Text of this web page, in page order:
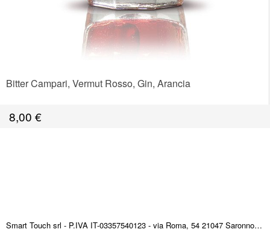
Bitter Campari, Vermut Rosso, Gin, Arancia
8,00 €
Smart Touch srl - P.IVA IT-03357540123 - via Roma, 54 21047 Saronno (VA) ITALY